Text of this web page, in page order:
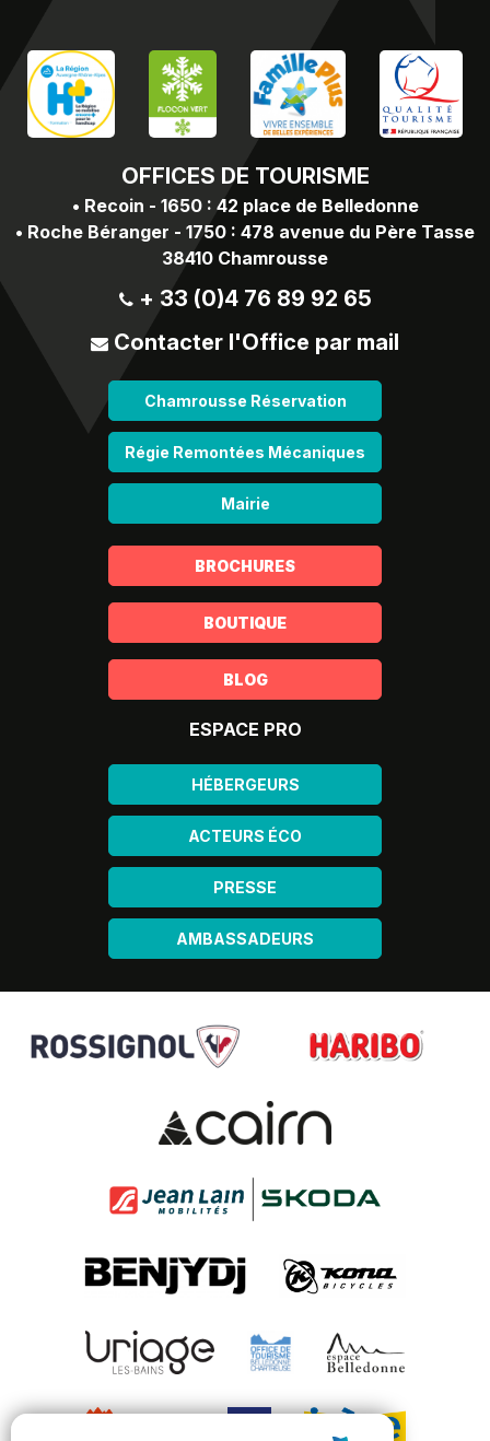
OFFICES DE TOURISME
• Recoin - 1650 : 42 place de Belledonne
• Roche Béranger - 1750 : 478 avenue du Père Tasse
38410 Chamrousse
+ 33 (0)4 76 89 92 65
Contacter l'Office par mail
Chamrousse Réservation
Régie Remontées Mécaniques
Mairie
BROCHURES
BOUTIQUE
BLOG
ESPACE PRO
HÉBERGEURS
ACTEURS ÉCO
PRESSE
AMBASSADEURS